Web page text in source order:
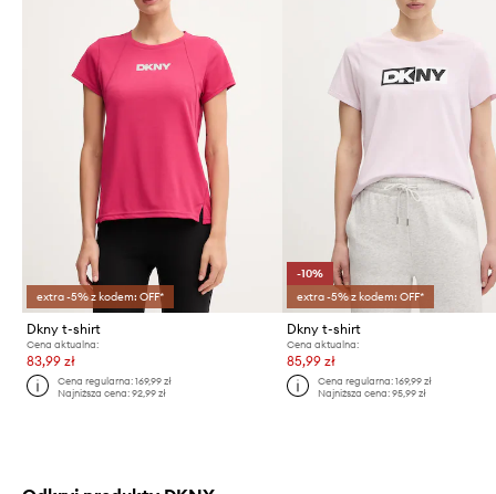
extra -5% z kodem: OFF*
Dkny t-shirt
Cena aktualna:
83,99 zł
Cena regularna:169,99 zł
Najniższa cena:92,99 zł
-10%
extra -5% z kodem: OFF*
Dkny t-shirt
Cena aktualna:
85,99 zł
Cena regularna: 169,99 zł
Najniższa cena: 95,99 zł